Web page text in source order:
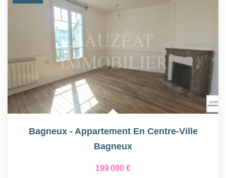
Bagneux - Appartement En Centre-Ville
Bagneux
199 000 €